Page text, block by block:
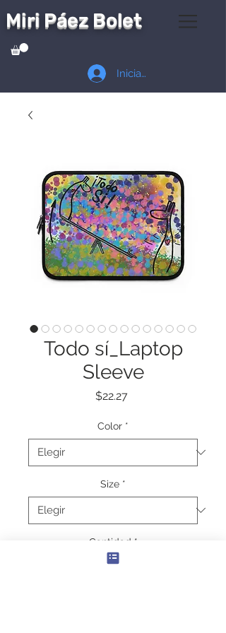
Miri Páez Bolet
Iniciar sesión
Todo sí_Laptop
Sleeve
$22.27Precio
Color *
Size *
Cantidad *